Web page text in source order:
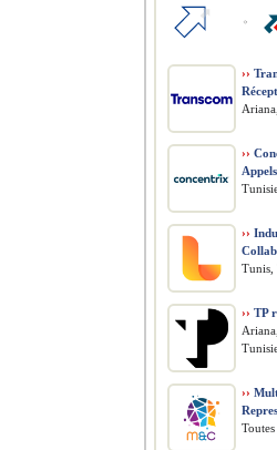
››
››
Appels
››
Tunis,
›› TP
››